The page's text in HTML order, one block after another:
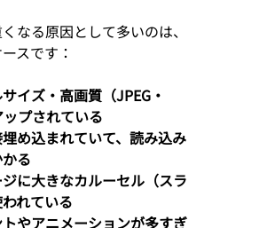
なる原因として多いのは、
スです：
イズ・高画質（JPEG・
プされている
め込まれていて、読み込み
る
ジに大きなカルーセル（スラ
れている
やアニメーションが多すぎ